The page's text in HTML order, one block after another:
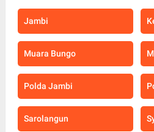
Jambi
Muara Bungo
Polda Jambi
Sarolangun